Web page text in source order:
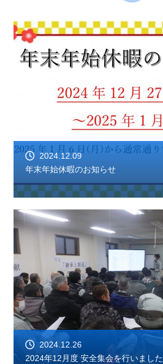
2024.12.09
年末年始休暇のお知らせ
2024.12.26
2024年12月度 安全集会を行いました